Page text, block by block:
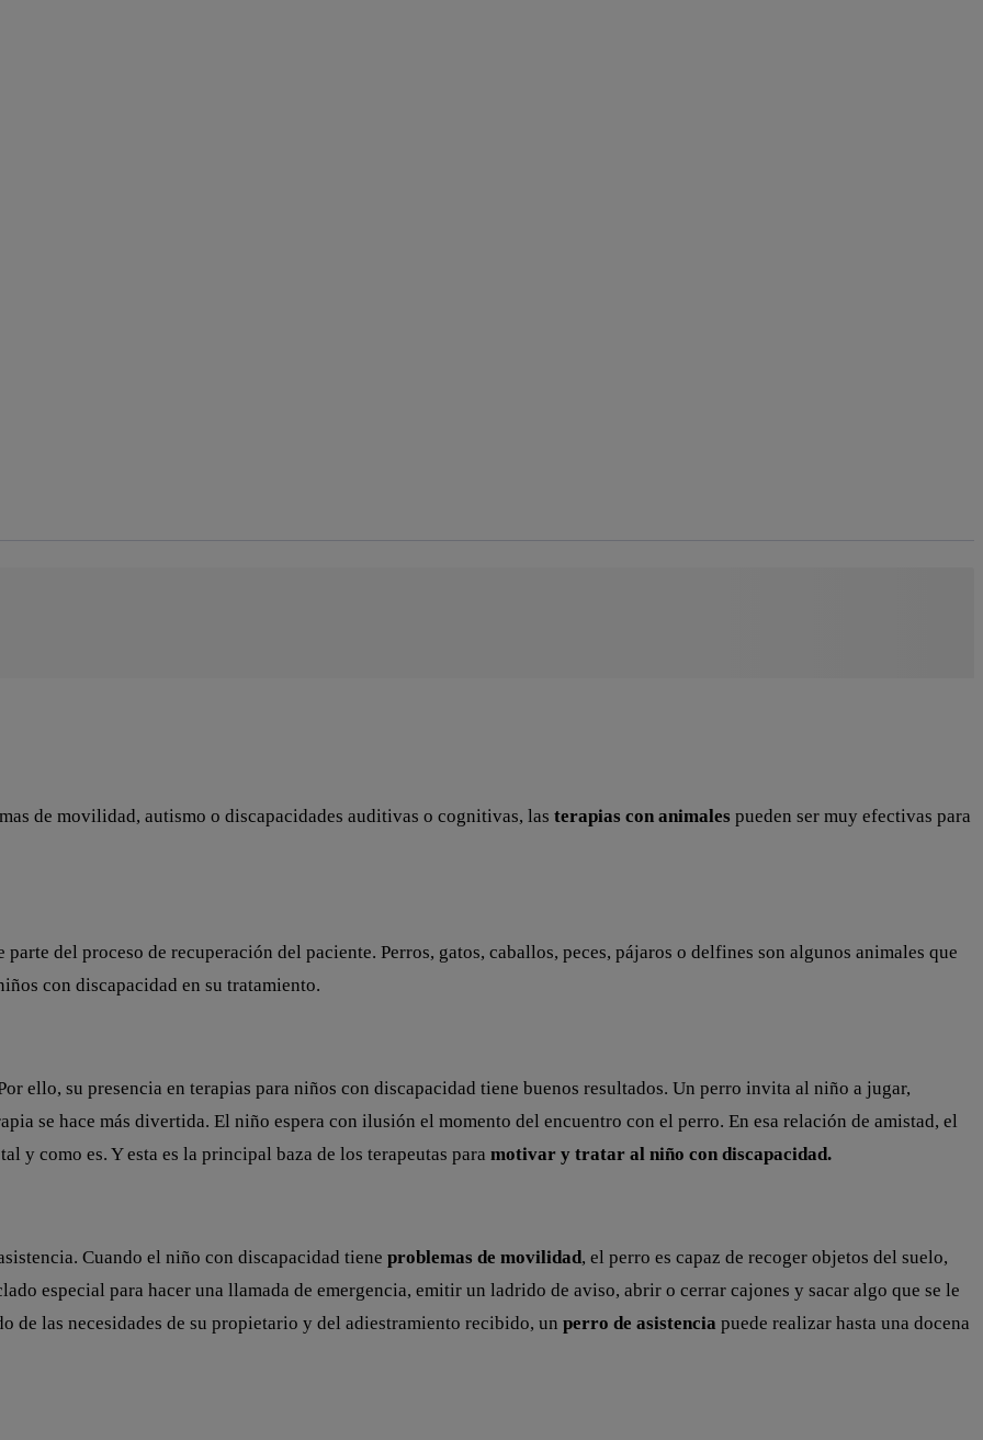
de movilidad, autismo o discapacidades auditivas o cognitivas, las terapias con animales pueden ser muy efectivas para
del proceso de recuperación del paciente. Perros, gatos, caballos, peces, pájaros o delfines son algunos animales que
con discapacidad en su tratamiento.
ello, su presencia en terapias para niños con discapacidad tiene buenos resultados. Un perro invita al niño a jugar,
se hace más divertida. El niño espera con ilusión el momento del encuentro con el perro. En esa relación de amistad, el
y como es. Y esta es la principal baza de los terapeutas para motivar y tratar al niño con discapacidad.
Cuando el niño con discapacidad tiene problemas de movilidad, el perro es capaz de recoger objetos del suelo,
especial para hacer una llamada de emergencia, emitir un ladrido de aviso, abrir o cerrar cajones y sacar algo que se le
de las necesidades de su propietario y del adiestramiento recibido, un perro de asistencia puede realizar hasta una docena